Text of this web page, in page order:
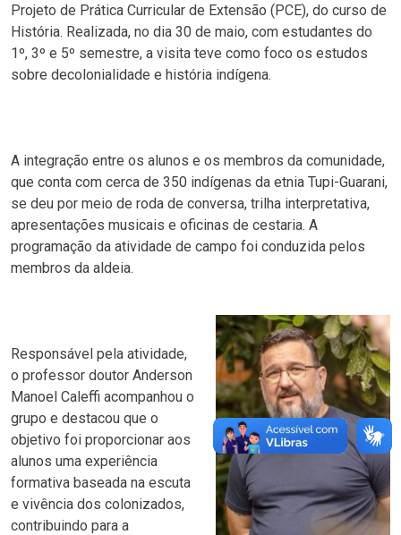
Projeto de Prática Curricular de Extensão (PCE), do curso de
História. Realizada, no dia 30 de maio, com estudantes do
1º, 3º e 5º semestre, a visita teve como foco os estudos
sobre decolonialidade e história indígena.
A integração entre os alunos e os membros da comunidade,
que conta com cerca de 350 indígenas da etnia Tupi-Guarani,
se deu por meio de roda de conversa, trilha interpretativa,
apresentações musicais e oficinas de cestaria. A
programação da atividade de campo foi conduzida pelos
membros da aldeia.
Responsável pela atividade,
o professor doutor Anderson
Manoel Caleffi acompanhou o
grupo e destacou que o
objetivo foi proporcionar aos
alunos uma experiência
formativa baseada na escuta
e vivência dos colonizados,
contribuindo para a